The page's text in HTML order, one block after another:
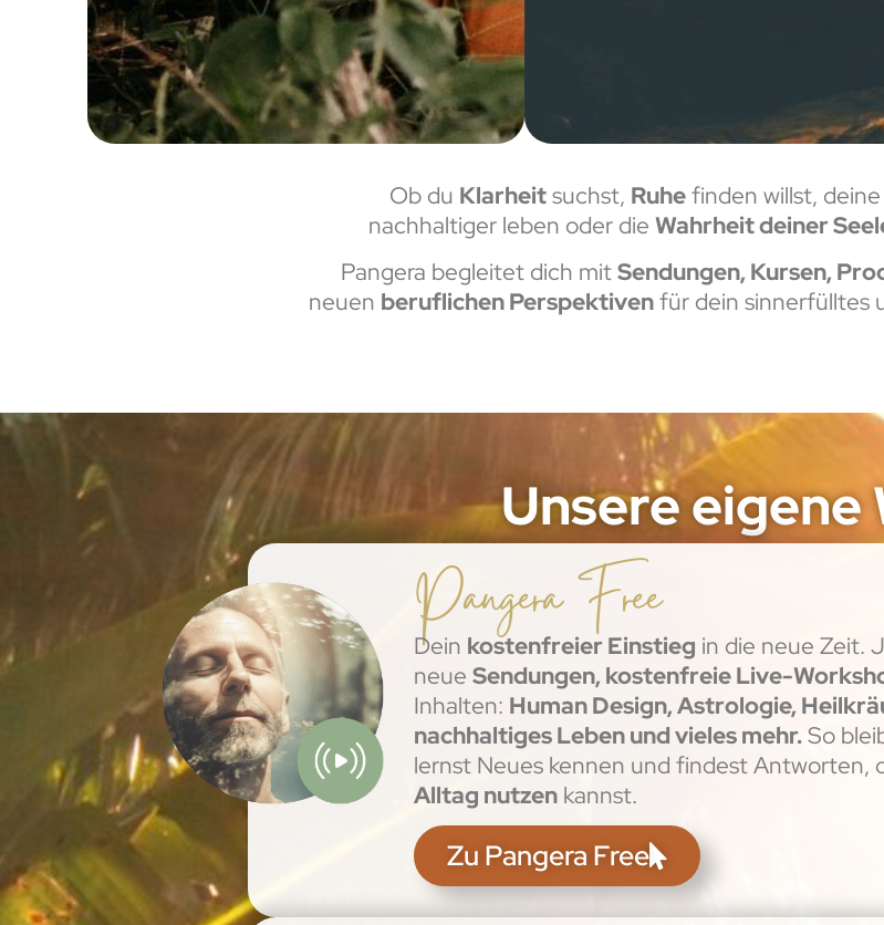
Ob du Klarheitsuchst, Ruhefinden willst, deine
nachhaltiger leben oder die Wahrheit deiner
Pangera begleitet dich mitSendungen, Kursen,
neuen beruflichen Perspektivenfür dein sinnerfülltes
Unsere eigene
Pangera Free
Dein kostenfreier Einstieg in die neue Zeit.
neue Sendungen, kostenfreie Live-
Inhalten: Human Design, Astrologie,
nachhaltiges Leben und vieles mehr.So
lernst Neues kennen und findest Antworten,
Alltag nutzenkannst.
Zu Pangera Free